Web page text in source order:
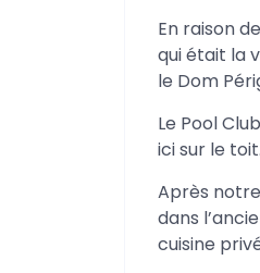
En raison
qui était la
le Dom
Le Pool
ici sur le
Après
dans
cuisine